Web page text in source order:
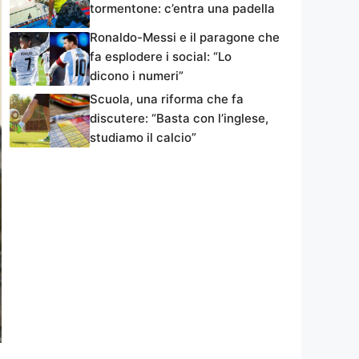
tormentone: c’entra una padella
Ronaldo-Messi e il paragone che
fa esplodere i social: “Lo
dicono i numeri”
Scuola, una riforma che fa
discutere: “Basta con l’inglese,
studiamo il calcio”